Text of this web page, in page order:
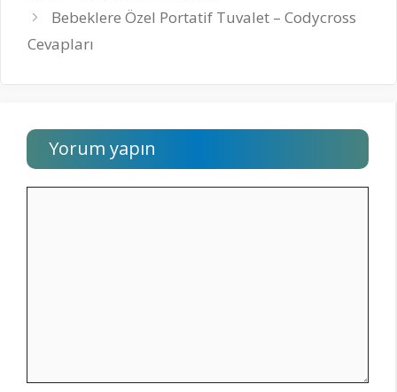
Bebeklere Özel Portatif Tuvalet – Codycross
Cevapları
Yorum yapın